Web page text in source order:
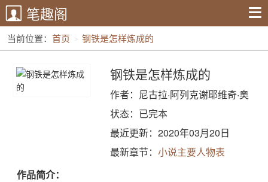
笔趣阁
当前位置： 首页 钢铁是怎样炼成的
钢铁是怎样炼成的
作者：尼古拉·阿列克谢耶维奇·奥
斯特洛夫斯基
状态：已完本
最近更新：2020年03月20日
最新章节： 小说主要人物表
作品简介：